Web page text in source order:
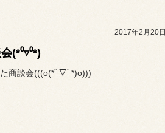
2017年2月20日
(*⁰▿⁰*)
商談会(((o(*ﾟ▽ﾟ*)o)))